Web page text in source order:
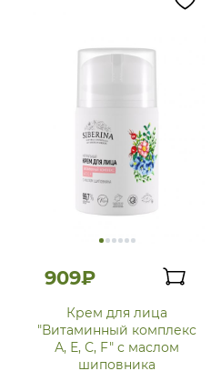
909₽
Крем для лица
"Витаминный комплекс
А, Е, С, F" с маслом
шиповника